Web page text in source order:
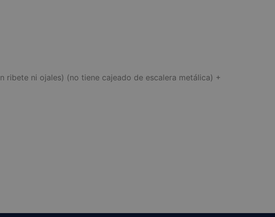
ribete ni ojales) (no tiene cajeado de escalera metálica) +